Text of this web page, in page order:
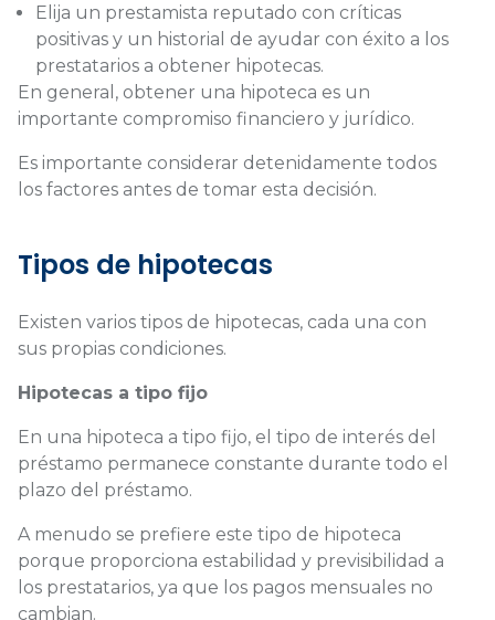
Elija un prestamista reputado con críticas
positivas y un historial de ayudar con éxito a los
prestatarios a obtener hipotecas.
En general, obtener una hipoteca es un
importante compromiso financiero y jurídico.
Es importante considerar detenidamente todos
los factores antes de tomar esta decisión.
Tipos de hipotecas
Existen varios tipos de hipotecas, cada una con
sus propias condiciones.
Hipotecas a tipo fijo
En una hipoteca a tipo fijo, el tipo de interés del
préstamo permanece constante durante todo el
plazo del préstamo.
A menudo se prefiere este tipo de hipoteca
porque proporciona estabilidad y previsibilidad a
los prestatarios, ya que los pagos mensuales no
cambian.